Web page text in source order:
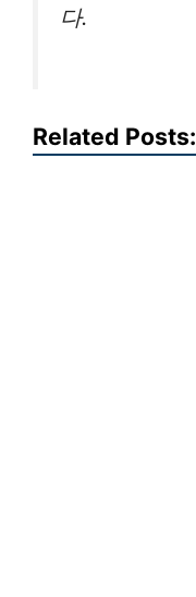
다.
Related Posts: